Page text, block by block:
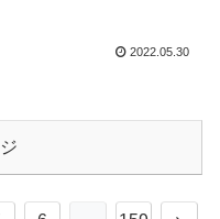
2022.05.30